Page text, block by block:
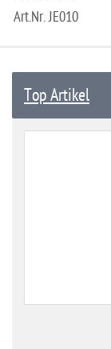
Art.Nr.JE010
Top Artikel